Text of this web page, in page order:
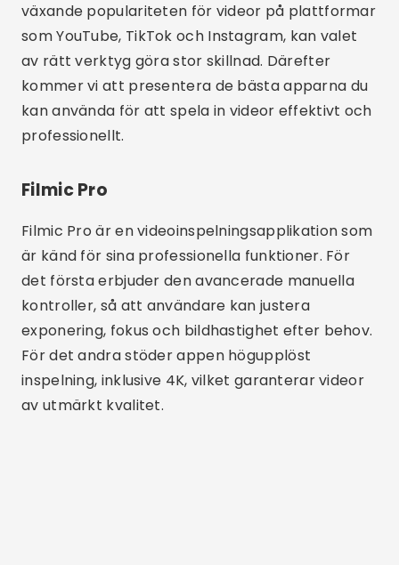
växande populariteten för videor på plattformar
som YouTube, TikTok och Instagram, kan valet
av rätt verktyg göra stor skillnad. Därefter
kommer vi att presentera de bästa apparna du
kan använda för att spela in videor effektivt och
professionellt.
Filmic Pro
Filmic Pro är en videoinspelningsapplikation som
är känd för sina professionella funktioner. För
det första erbjuder den avancerade manuella
kontroller, så att användare kan justera
exponering, fokus och bildhastighet efter behov.
För det andra stöder appen högupplöst
inspelning, inklusive 4K, vilket garanterar videor
av utmärkt kvalitet.